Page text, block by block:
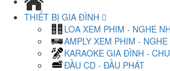
THIẾT BỊ GIA ĐÌNH
LOA XEM PHIM - NGHE
AMPLY XEM PHIM -
KARAOKE GIA ĐÌNH -
ĐẦU CD - ĐẦU PHÁT